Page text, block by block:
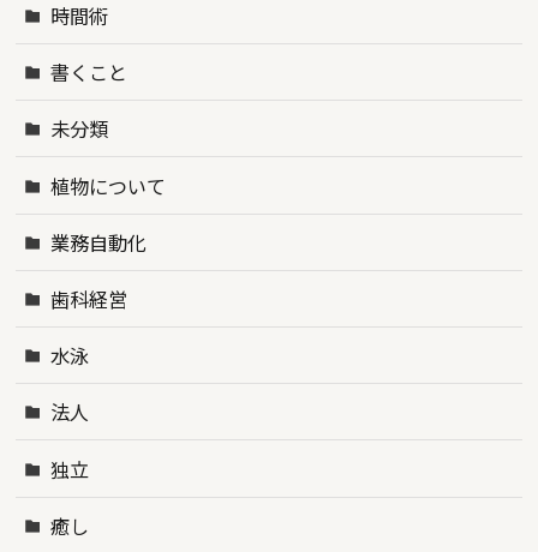
時間術
書くこと
未分類
植物について
業務自動化
歯科経営
水泳
法人
独立
癒し